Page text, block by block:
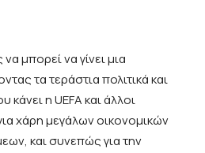
μπορεί να γίνει μια
τα τεράστια πολιτικά και
κάνει η UEFA και άλλοι
χάρη μεγάλων οικονομικών
και συνεπώς για την